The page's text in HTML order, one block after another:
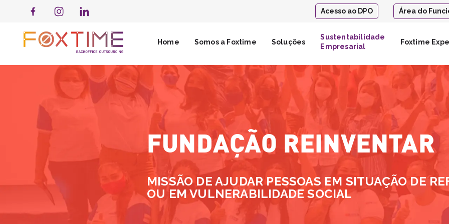
Acesso ao DPO Área do
Home Somos a Foxtime Soluções
Sustentabilidade
Empresarial
Foxtime
FUNDAÇÃO REINVENTAR
MISSÃO DE AJUDAR PESSOAS EM SITUAÇÃO DE
OU EM VULNERABILIDADE SOCIAL